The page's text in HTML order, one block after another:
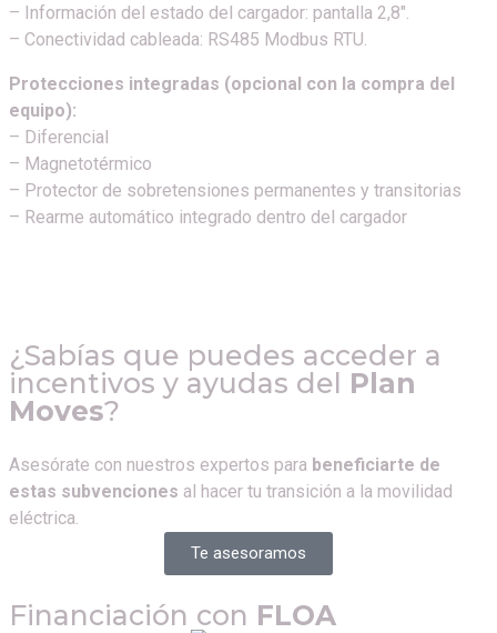
– Información del estado del cargador: pantalla 2,8″.
– Conectividad cableada: RS485 Modbus RTU.
Protecciones integradas (opcional con la compra del
equipo):
– Diferencial
– Magnetotérmico
– Protector de sobretensiones permanentes y transitorias
– Rearme automático integrado dentro del cargador
¿Sabías que puedes acceder a
incentivos y ayudas del Plan
Moves?
Asesórate con nuestros expertos para beneficiarte de
estas subvenciones al hacer tu transición a la movilidad
eléctrica.
Te asesoramos
Financiación con FLOA